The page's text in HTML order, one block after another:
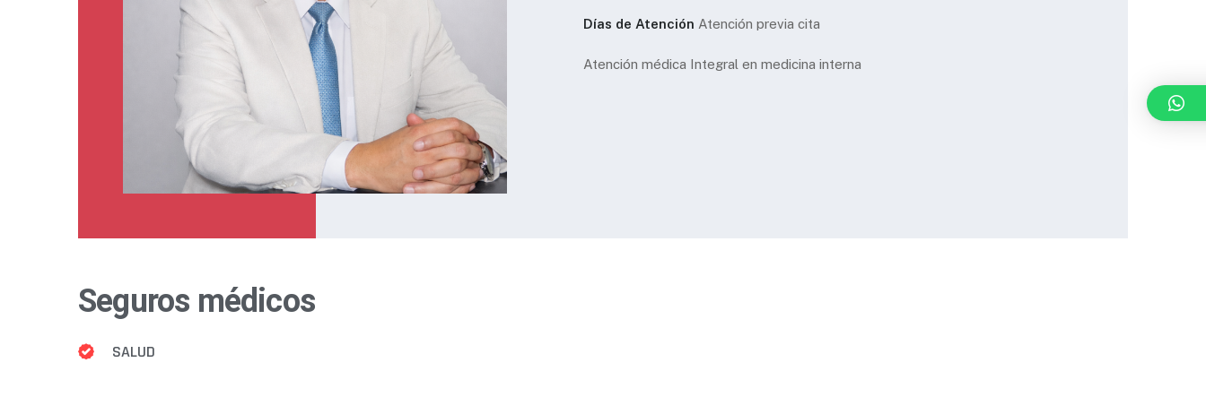
Días de Atención Atención previa cita
Atención médica Integral en medicina interna
Seguros médicos
SALUD